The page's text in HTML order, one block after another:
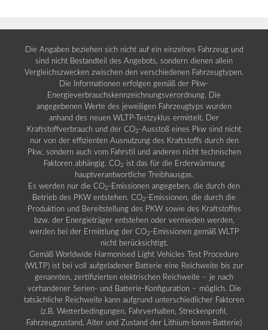
Die Angaben beziehen sich nicht auf ein einzelnes Fahrzeug und
sind nicht Bestandteil des Angebots, sondern dienen allein
Vergleichszwecken zwischen den verschiedenen Fahrzeugtypen.
Die Informationen erfolgen gemäß der Pkw-
Energieverbrauchskennzeichnungsverordnung. Die
angegebenen Werte des jeweiligen Fahrzeugtyps wurden
anhand des neuen WLTP-Testzyklus ermittelt. Der
Kraftstoffverbrauch und der CO2 -Ausstoß eines Pkw sind nicht
nur von der effizienten Ausnutzung des Kraftstoffs durch den
Pkw, sondern auch vom Fahrstil und anderen nicht technischen
Faktoren abhängig. CO2 ist das für die Erderwärmung
hauptverantwortliche Treibhausgas.
Es werden nur die CO2 -Emissionen angegeben, die durch den
Betrieb des PKW entstehen. CO2 -Emissionen, die durch die
Produktion und Bereitstellung des PKW sowie des Kraftstoffes
bzw. der Energieträger entstehen oder vermieden werden,
werden bei der Ermittlung der CO2 -Emissionen gemäß WLTP
nicht berücksichtigt.
Gemäß Worldwide Harmonised Light Vehicles Test Procedure
(WLTP) ist bei voll aufgeladener Batterie eine Reichweite bis zur
genannten, zertifizierten elektrischen Reichweite – je nach
vorhandener Serien- und Batterie-Konfiguration – möglich. Die
tatsächliche Reichweite kann aufgrund unterschiedlicher Faktoren
(z.B. Wetterbedingungen, Fahrverhalten, Streckenprofil,
Fahrzeugzustand, Alter und Zustand der Lithium-Ionen-Batterie)